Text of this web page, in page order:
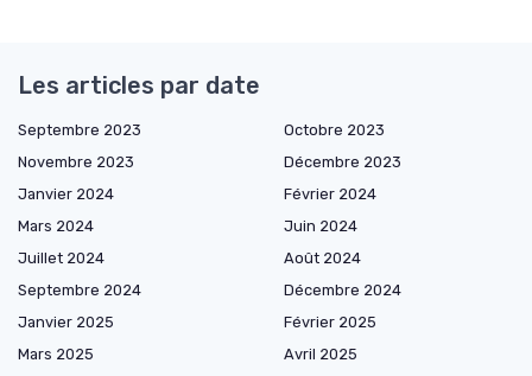
Les articles par date
Septembre 2023
Octobre 2023
Novembre 2023
Décembre 2023
Janvier 2024
Février 2024
Mars 2024
Juin 2024
Juillet 2024
Août 2024
Septembre 2024
Décembre 2024
Janvier 2025
Février 2025
Mars 2025
Avril 2025